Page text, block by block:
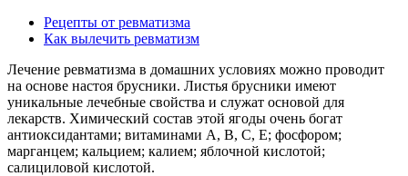
Рецепты от ревматизма
Как вылечить ревматизм
Лечение ревматизма в домашних условиях можно проводит
на основе настоя брусники. Листья брусники имеют
уникальные лечебные свойства и служат основой для
лекарств. Химический состав этой ягоды очень богат
антиоксидантами; витаминами А, В, С, Е; фосфором;
марганцем; кальцием; калием; яблочной кислотой;
салициловой кислотой.